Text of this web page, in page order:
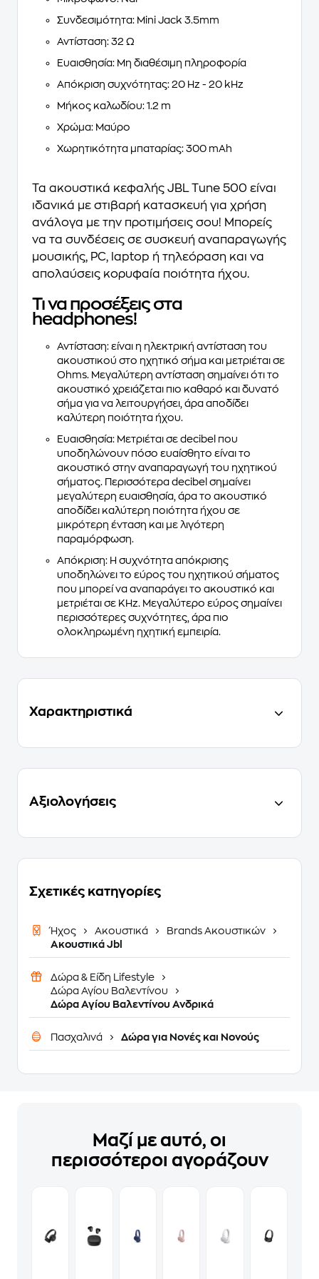
Συνδεσιμότητα: Μini Jack 3.5mm
Αντίσταση: 32 Ω
Ευαισθησία: Μη διαθέσιμη πληροφορία
Απόκριση συχνότητας: 20 Hz - 20 kHz
Μήκος καλωδίου: 1.2 m
Χρώμα: Μαύρο
Χωρητικότητα μπαταρίας: 300 mAh
Τα ακουστικά κεφαλής JBL Tune 500 είναι
ιδανικά με στιβαρή κατασκευή για χρήση
ανάλογα με την προτιμήσεις σου! Μπορείς
να τα συνδέσεις σε συσκευή αναπαραγωγής
μουσικής, PC, laptop ή τηλεόραση και να
απολαύσεις κορυφαία ποιότητα ήχου.
Τι να προσέξεις στα
headphones!
Αντίσταση: είναι η ηλεκτρική αντίσταση του
ακουστικού στο ηχητικό σήμα και μετριέται σε
Ohms. Μεγαλύτερη αντίσταση σημαίνει ότι το
ακουστικό χρειάζεται πιο καθαρό και δυνατό
σήμα για να λειτουργήσει, άρα αποδίδει
καλύτερη ποιότητα ήχου.
Ευαισθησία: Μετριέται σε decibel που
υποδηλώνουν πόσο ευαίσθητο είναι το
ακουστικό στην αναπαραγωγή του ηχητικού
σήματος. Περισσότερα decibel σημαίνει
μεγαλύτερη ευαισθησία, άρα το ακουστικό
αποδίδει καλύτερη ποιότητα ήχου σε
μικρότερη ένταση και με λιγότερη
παραμόρφωση.
Απόκριση: Η συχνότητα απόκρισης
υποδηλώνει το εύρος του ηχητικού σήματος
που μπορεί να αναπαράγει το ακουστικό και
μετριέται σε KHz. Μεγαλύτερο εύρος σημαίνει
περισσότερες συχνότητες, άρα πιο
ολοκληρωμένη ηχητική εμπειρία.
Χαρακτηριστικά
Αξιολογήσεις
Σχετικές κατηγορίες
Ήχος Ακουστικά
Brands Ακουστικών
Ακουστικά Jbl
Δώρα & Είδη Lifestyle
Δώρα Αγίου Βαλεντίνου
Δώρα Αγίου Βαλεντίνου Ανδρικά
Πασχαλινά Δώρα για Νονές και Νονούς
Μαζί με αυτό, οι
περισσότεροι αγοράζουν